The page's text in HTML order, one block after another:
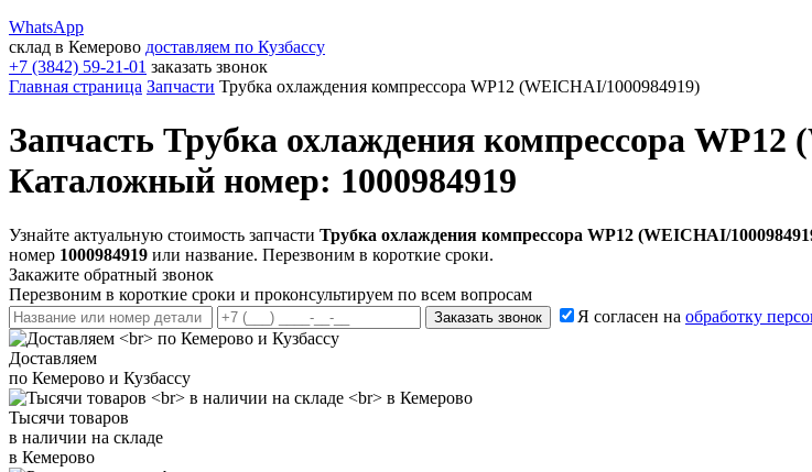
WhatsApp
склад в Кемерово доставляем по Кузбассу
+7 (3842) 59-21-01 заказать звонок
Главная страница Запчасти Трубка охлаждения компрессора WP12 (WEICHAI/1000984919)
Запчасть Трубка охлаждения компрессора WP12
Каталожный номер: 1000984919
Узнайте актуальную стоимость запчасти Трубка охлаждения компрессора WP12 (WEICHAI/
номер 1000984919 или название. Перезвоним в короткие сроки.
Закажите обратный звонок
Перезвоним в короткие сроки и проконсультируем по всем вопросам
Заказать звонок Я согласен на обработку
Доставляем
по Кемерово и Кузбассу
Тысячи товаров
в наличии на складе
в Кемерово